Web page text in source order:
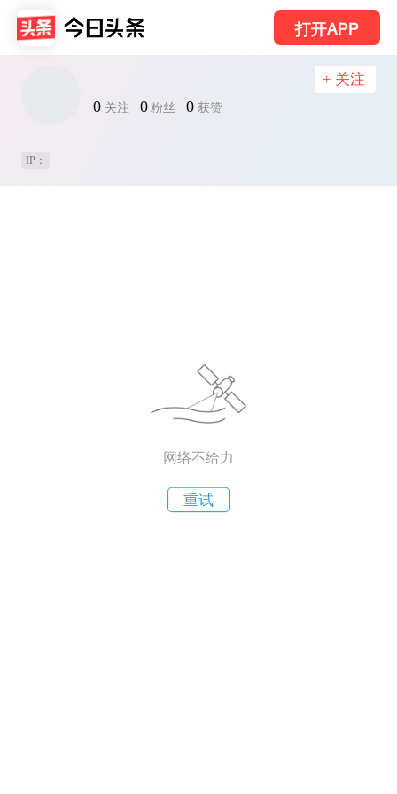
打开APP
0 关注 0 粉丝 0 获赞
+ 关注
IP：
网络不给力
重试